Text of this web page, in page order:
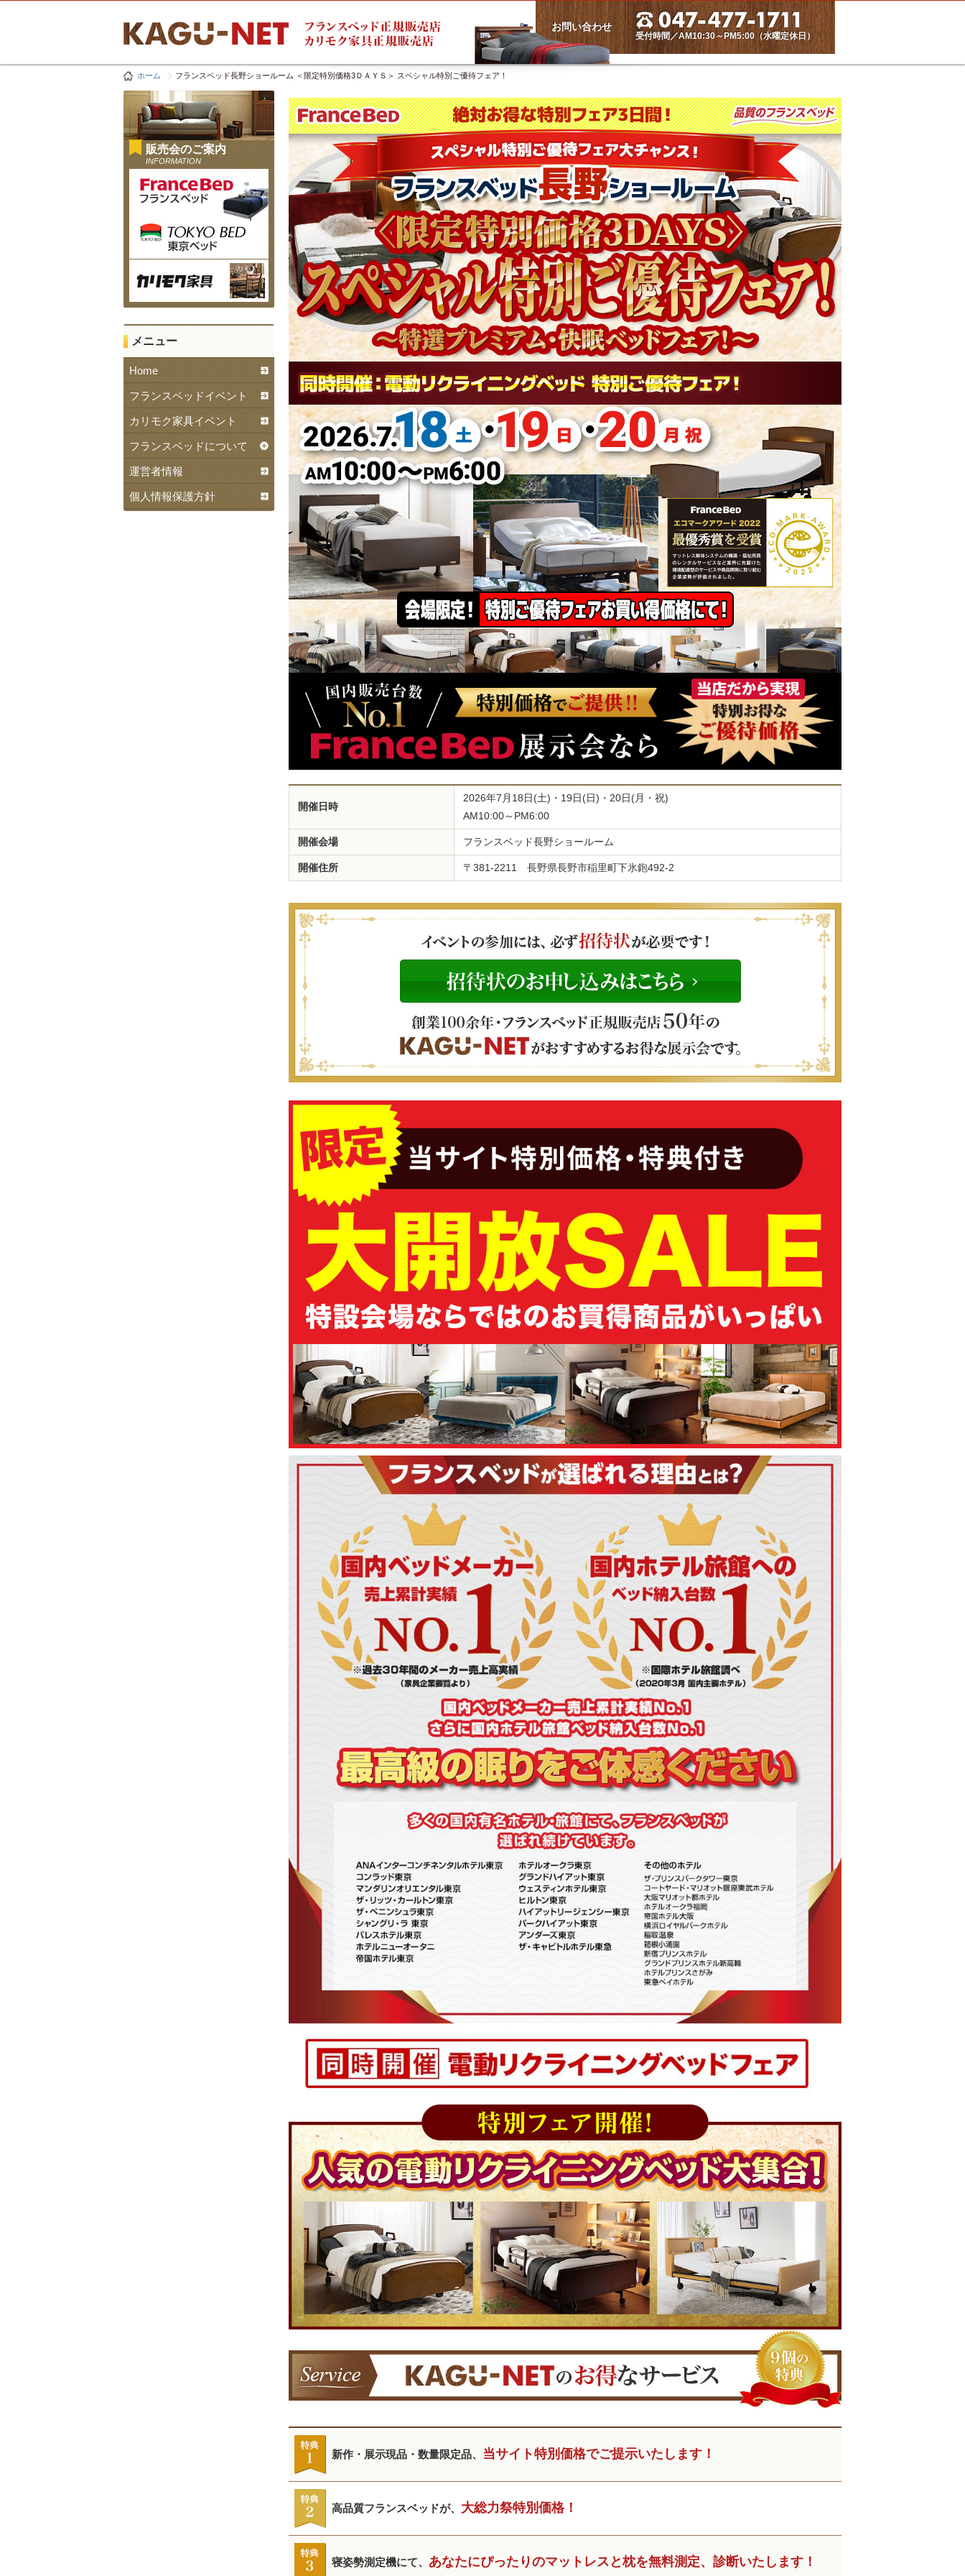
お問い合わせ
受付時間／AM10:30～PM5:00（水曜定休日）
ホーム フランスベッド長野ショールーム ＜限定特別価格3ＤＡＹＳ＞ スペシャル特別ご優待フェア！
開催日時
2026年7月18日(土)・19日(日)・20日(月・祝)
AM10:00～PM6:00
開催会場 フランスベッド長野ショールーム
開催住所 〒381-2211 長野県長野市稲里町下氷鉋492-2
新作・展示現品・数量限定品、 当サイト特別価格でご提示いたします！
高品質フランスベッドが、 大総力祭特別価格！
寝姿勢測定機にて、 あなたにぴったりのマットレスと枕を無料測定、診断いたします！
販売会のご案内
INFORMATION
メニュー
Home
フランスベッドイベント
カリモク家具イベント
フランスベッドについて
運営者情報
個人情報保護方針